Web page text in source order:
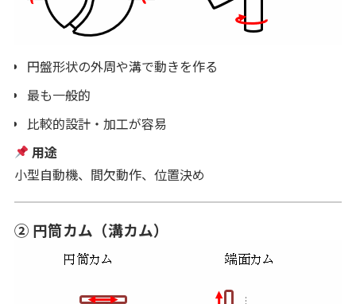
円盤形状の外周や溝で動きを作る
最も一般的
比較的設計・加工が容易
用途
小型自動機、間欠動作、位置決め
② 円筒カム（溝カム）